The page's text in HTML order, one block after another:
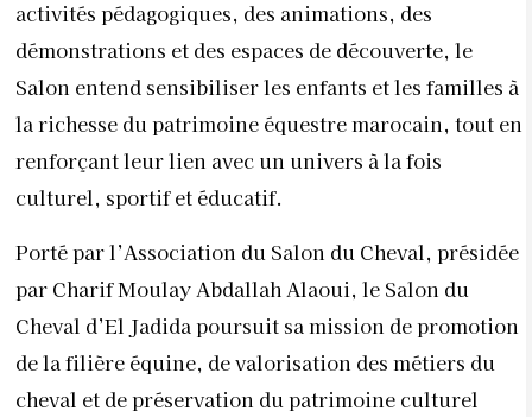
activités pédagogiques, des animations, des
démonstrations et des espaces de découverte, le
Salon entend sensibiliser les enfants et les familles à
la richesse du patrimoine équestre marocain, tout en
renforçant leur lien avec un univers à la fois
culturel, sportif et éducatif.
Porté par l’Association du Salon du Cheval, présidée
par Charif Moulay Abdallah Alaoui, le Salon du
Cheval d’El Jadida poursuit sa mission de promotion
de la filière équine, de valorisation des métiers du
cheval et de préservation du patrimoine culturel